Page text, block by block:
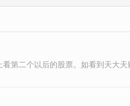
第二个以后的股票。如看到天大